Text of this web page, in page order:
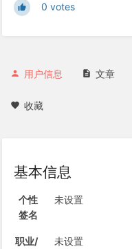
0 votes
用户信息 文章
收藏
基本信息
个性
签名
未设置
职业/
未设置